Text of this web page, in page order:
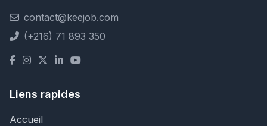
contact@keejob.com
(+216) 71 893 350
Liens rapides
Accueil